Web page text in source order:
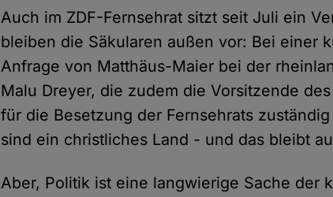
Auch im ZDF-Fernsehrat sitzt seit Juli ein
bleiben die Säkularen außen vor: Bei einer
Anfrage von Matthäus-Maier bei der
Malu Dreyer, die zudem die Vorsitzende
für die Besetzung der Fernsehrats
sind ein christliches Land - und das bleibt
Aber, Politik ist eine langwierige Sache der